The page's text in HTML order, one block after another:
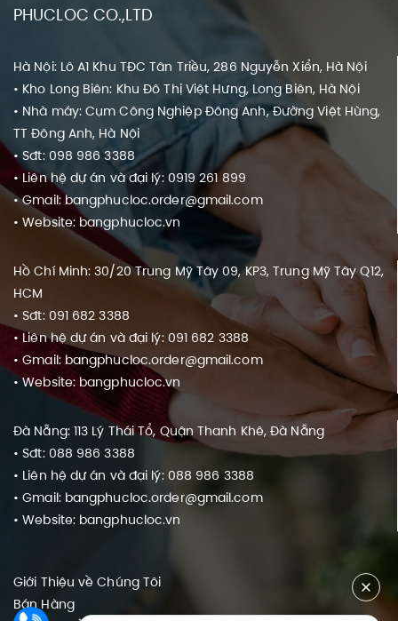
PHUCLOC CO.,LTD
Hà Nội: Lô A1 Khu TĐC Tân Triều, 286 Nguyễn Xiển, Hà Nội
• Kho Long Biên: Khu Đô Thị Việt Hưng, Long Biên, Hà Nội
• Nhà máy: Cụm Công Nghiệp Đông Anh, Đường Việt Hùng,
TT Đông Anh, Hà Nội
• Sđt: 098 986 3388
• Liên hệ dự án và đại lý: 0919 261 899
• Gmail: bangphucloc.order@gmail.com
• Website: bangphucloc.vn
Hồ Chí Minh: 30/20 Trung Mỹ Tây 09, KP3, Trung Mỹ Tây Q12,
HCM
• Sđt: 091 682 3388
• Liên hệ dự án và đại lý: 091 682 3388
• Gmail: bangphucloc.order@gmail.com
• Website: bangphucloc.vn
Đà Nẵng: 113 Lý Thái Tổ, Quận Thanh Khê, Đà Nẵng
• Sđt: 088 986 3388
• Liên hệ dự án và đại lý: 088 986 3388
• Gmail: bangphucloc.order@gmail.com
• Website: bangphucloc.vn
Giới Thiệu về Chúng Tôi
Bán Hàng